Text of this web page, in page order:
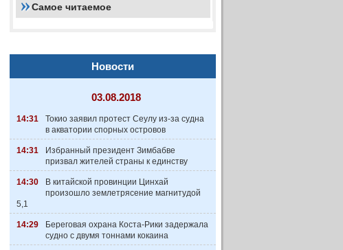
Самое читаемое
Новости
03.08.2018
14:31
Токио заявил протест Сеулу из-за судна
в акватории спорных островов
14:31
Избранный президент Зимбабве
призвал жителей страны к единству
14:30
В китайской провинции Цинхай
произошло землетрясение магнитудой
5,1
14:29
Береговая охрана Коста-Рики задержала
судно с двумя тоннами кокаина